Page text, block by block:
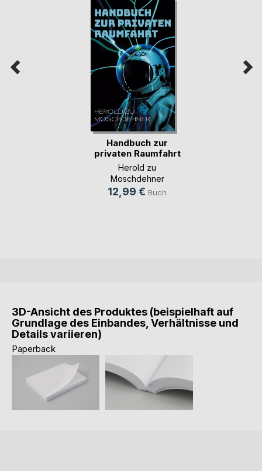
Handbuch zur
privaten Raumfahrt
Herold zu
Moschdehner
12,99 € Buch
3D-Ansicht des Produktes (beispielhaft auf
Grundlage des Einbandes, Verhältnisse und
Details variieren)
Paperback